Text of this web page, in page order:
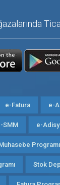
e-Fatura e-
SMM e-
Programı
Stok